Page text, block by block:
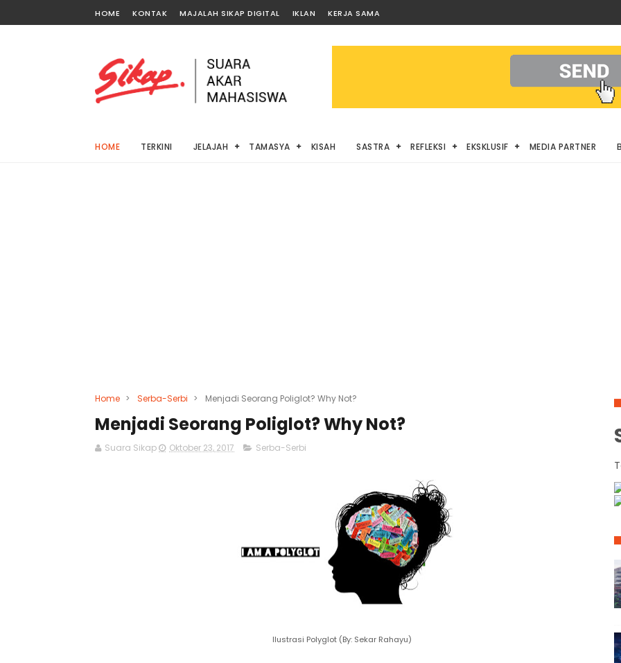
HOME KONTAK MAJALAH SIKAP DIGITAL IKLAN KERJA SAMA
HOME TERKINI JELAJAH TAMASYA KISAH SASTRA REFLEKSI EKSKLUSIF MEDIA PARTNER
Home > Serba-Serbi > Menjadi Seorang Poliglot? Why Not?
Menjadi Seorang Poliglot? Why Not?
Suara Sikap Oktober 23, 2017 Serba-Serbi
Ilustrasi Polyglot (By: Sekar Rahayu)